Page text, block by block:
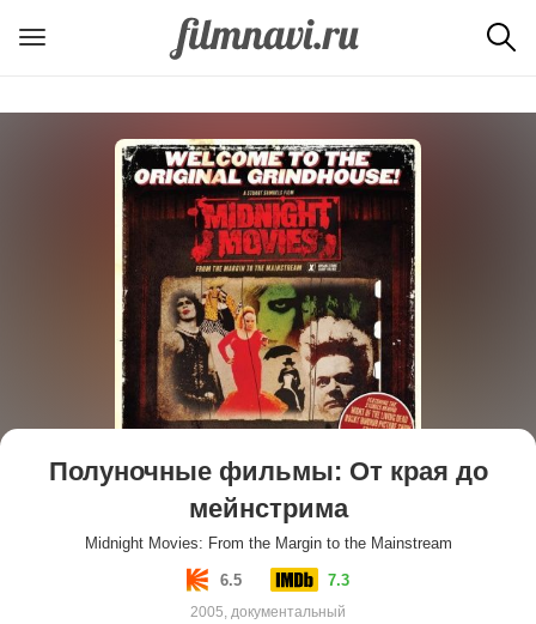
Полуночные фильмы: От края до
мейнстрима
Midnight Movies: From the Margin to the Mainstream
6.5 7.3
2005, документальный